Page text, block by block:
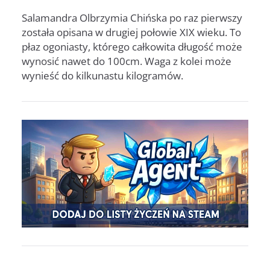
Salamandra Olbrzymia Chińska po raz pierwszy
została opisana w drugiej połowie XIX wieku. To
płaz ogoniasty, którego całkowita długość może
wynosić nawet do 100cm. Waga z kolei może
wynieść do kilkunastu kilogramów.